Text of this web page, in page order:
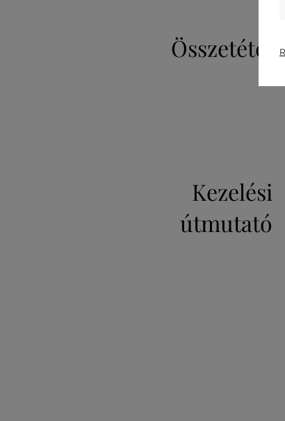
Összetétel
Kezelési
útmutató